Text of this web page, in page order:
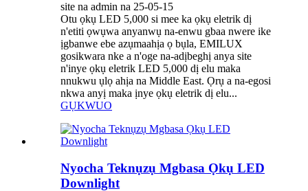
site na admin na 25-05-15
Otu ọkụ LED 5,000 si mee ka ọkụ eletrik dị
n'etiti ọwụwa anyanwụ na-enwu gbaa nwere ike
ịgbanwe ebe azụmaahịa ọ bụla, EMILUX
gosikwara nke a n'oge na-adịbeghị anya site
n'inye ọkụ eletrik LED 5,000 dị elu maka
nnukwu ụlọ ahịa na Middle East. Ọrụ a na-egosi
nkwa anyị maka ịnye ọkụ eletrik dị elu...
GỤKWUO
Nyocha Teknụzụ Mgbasa Ọkụ LED
Downlight